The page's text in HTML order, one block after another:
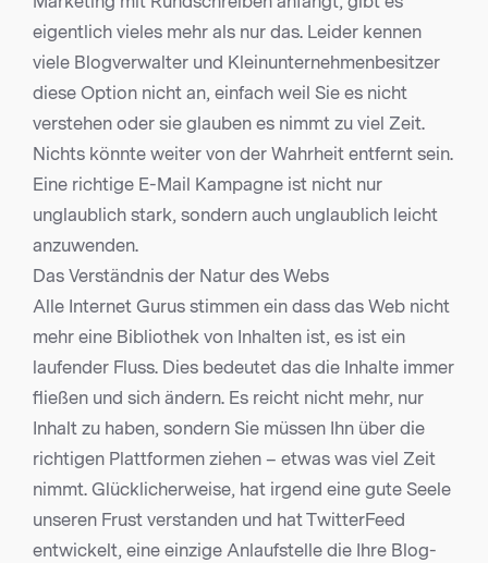
eigentlich vieles mehr als nur das. Leider kennen
viele Blogverwalter und Kleinunternehmenbesitzer
diese Option nicht an, einfach weil Sie es nicht
verstehen oder sie glauben es nimmt zu viel Zeit.
Nichts könnte weiter von der Wahrheit entfernt sein.
Eine richtige E-Mail Kampagne ist nicht nur
unglaublich stark, sondern auch unglaublich leicht
anzuwenden.
Das Verständnis der Natur des Webs
Alle Internet Gurus stimmen ein dass das Web nicht
mehr eine Bibliothek von Inhalten ist, es ist ein
laufender Fluss. Dies bedeutet das die Inhalte immer
fließen und sich ändern. Es reicht nicht mehr, nur
Inhalt zu haben, sondern Sie müssen Ihn über die
richtigen Plattformen ziehen – etwas was viel Zeit
nimmt. Glücklicherweise, hat irgend eine gute Seele
unseren Frust verstanden und hat TwitterFeed
entwickelt, eine einzige Anlaufstelle die Ihre Blog-